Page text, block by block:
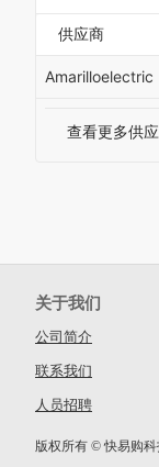
供应商
Amarilloelectric
查看更多供
关于我们
公司简介
联系我们
人员招聘
版权所有 © 快易购